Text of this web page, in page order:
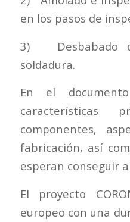
en los pasos de
3) Desbabado
soldadura.
En el
características
componentes,
fabricación, así
esperan conseguir
El proyecto
europeo con una